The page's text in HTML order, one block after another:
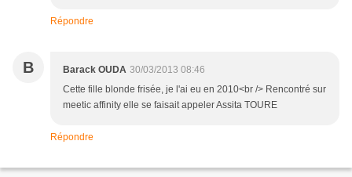
Répondre
B Barack OUDA 30/03/2013 08:46
Cette fille blonde frisée, je l'ai eu en 2010<br /> Rencontré sur
meetic affinity elle se faisait appeler Assita TOURE
Répondre